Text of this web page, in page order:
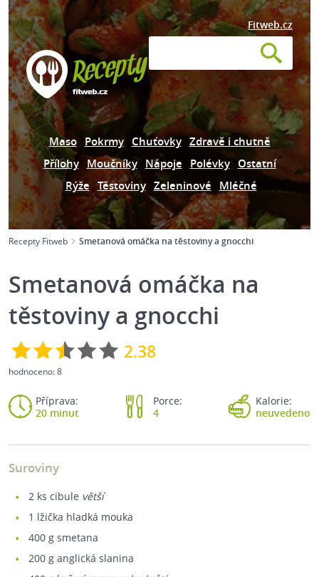
Fitweb.cz
Maso Pokrmy Chuťovky Zdravě i chutně
Přílohy Moučníky Nápoje Polévky Ostatní
Rýže Těstoviny Zeleninové Mléčné
Recepty Fitweb Smetanová omáčka na těstoviny a gnocchi
Smetanová omáčka na
těstoviny a gnocchi
2.38
hodnoceno:8
Příprava:
20 minut
Porce:
4
Kalorie:
neuvedeno
Suroviny
2 ks cibule větší
1 lžička hladká mouka
400 g smetana
200 g anglická slanina